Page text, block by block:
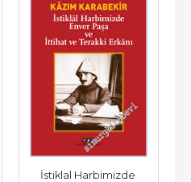
İstiklal Harbimizde